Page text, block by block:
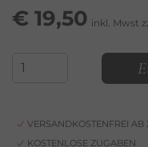
€ 19,50 inkl. Mwst
VERSANDKOSTENFREI AB
KOSTENLOSE ZUGABEN